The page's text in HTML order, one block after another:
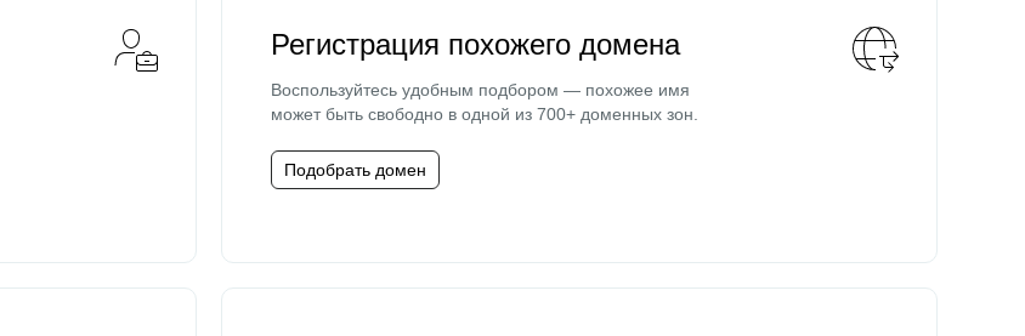
Регистрация похожего домена
Воспользуйтесь удобным подбором — похожее имя
может быть свободно в одной из 700+ доменных зон.
Подобрать домен